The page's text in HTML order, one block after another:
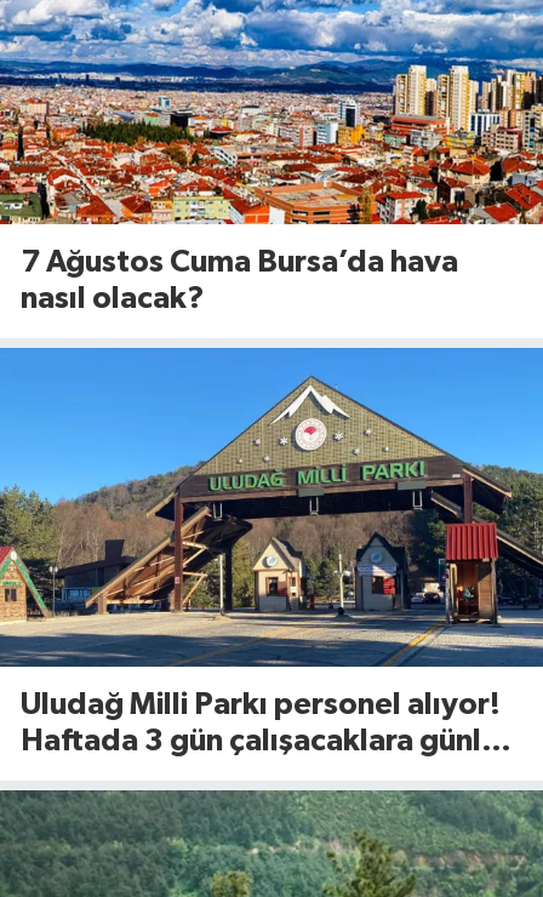
7 Ağustos Cuma Bursa’da hava
nasıl olacak?
Uludağ Milli Parkı personel alıyor!
Haftada 3 gün çalışacaklara günlük